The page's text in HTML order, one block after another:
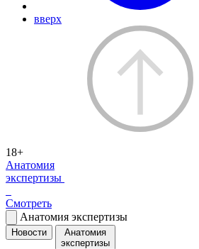
вверх
18+
Анатомия
экспертизы
Смотреть
Анатомия экспертизы
Новости
Анатомия
экспертизы